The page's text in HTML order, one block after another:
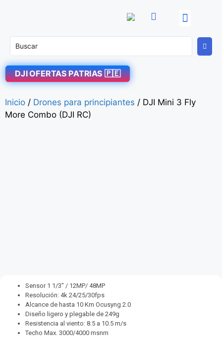
DJI OFERTAS PATRIAS 🇵🇪
Inicio / Drones para principiantes / DJI Mini 3 Fly
More Combo (DJI RC)
Sensor 1 1/3″ / 12MP/ 48MP
Resolución: 4k 24/25/30fps
Alcance de hasta 10 Km Ocusyng 2.0
Diseño ligero y plegable de 249g
Resistencia al viento: 8.5 a 10.5 m/s
Techo Max. 3000/4000 msnm